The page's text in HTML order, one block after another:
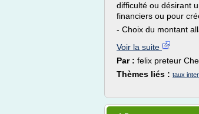
difficulté ou désirant
financiers ou pour
- Choix du montant
Voir la suite
Par : felix preteur
Thèmes liés : taux